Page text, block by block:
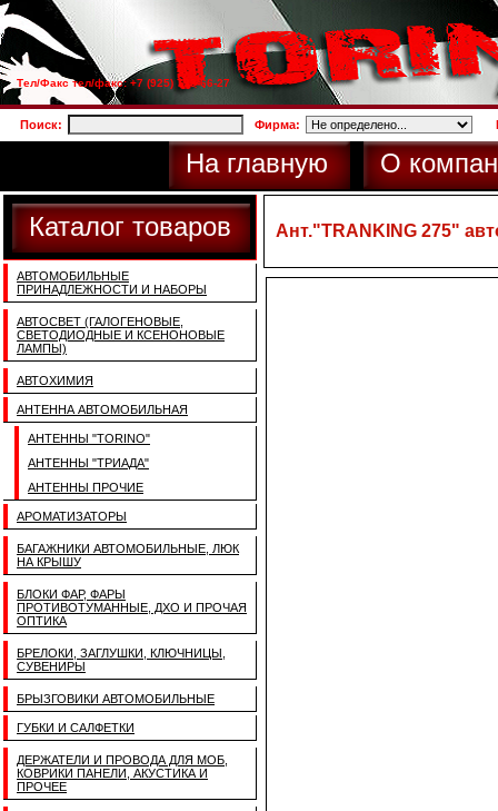
Тел/Факс тел/факс: +7 (925) 733-66-27
Поиск: Фирма:
На главную О
Каталог товаров
АВТОМОБИЛЬНЫЕ
ПРИНАДЛЕЖНОСТИ И НАБОРЫ
АВТОСВЕТ (ГАЛОГЕНОВЫЕ,
СВЕТОДИОДНЫЕ И КСЕНОНОВЫЕ
ЛАМПЫ)
АВТОХИМИЯ
АНТЕННА АВТОМОБИЛЬНАЯ
АНТЕННЫ "TORINO"
АНТЕННЫ "ТРИАДА"
АНТЕННЫ ПРОЧИЕ
АРОМАТИЗАТОРЫ
БАГАЖНИКИ АВТОМОБИЛЬНЫЕ, ЛЮК
НА КРЫШУ
БЛОКИ ФАР, ФАРЫ
ПРОТИВОТУМАННЫЕ, ДХО И ПРОЧАЯ
ОПТИКА
БРЕЛОКИ, ЗАГЛУШКИ, КЛЮЧНИЦЫ,
СУВЕНИРЫ
БРЫЗГОВИКИ АВТОМОБИЛЬНЫЕ
ГУБКИ И САЛФЕТКИ
ДЕРЖАТЕЛИ И ПРОВОДА ДЛЯ МОБ,
КОВРИКИ ПАНЕЛИ, АКУСТИКА И
ПРОЧЕЕ
Ант."TRANKING 275"